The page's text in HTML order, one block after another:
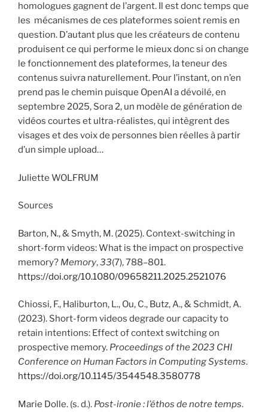
homologues gagnent de l’argent. Il est donc temps que
les mécanismes de ces plateformes soient remis en
question. D’autant plus que les créateurs de contenu
produisent ce qui performe le mieux donc si on change
le fonctionnement des plateformes, la teneur des
contenus suivra naturellement. Pour l’instant, on n’en
prend pas le chemin puisque OpenAI a dévoilé, en
septembre 2025, Sora 2, un modèle de génération de
vidéos courtes et ultra-réalistes, qui intègrent des
visages et des voix de personnes bien réelles à partir
d’un simple upload…
Juliette WOLFRUM
Sources
Barton, N., & Smyth, M. (2025). Context-switching in
short-form videos: What is the impact on prospective
memory? Memory,33(7), 788–801.
https://doi.org/10.1080/09658211.2025.2521076
Chiossi, F., Haliburton, L., Ou, C., Butz, A., & Schmidt, A.
(2023). Short-form videos degrade our capacity to
retain intentions: Effect of context switching on
prospective memory. Proceedings of the 2023 CHI
Conference on Human Factors in Computing Systems.
https://doi.org/10.1145/3544548.3580778
Marie Dolle. (s. d.). Post-ironie : l’éthos de notre temps.